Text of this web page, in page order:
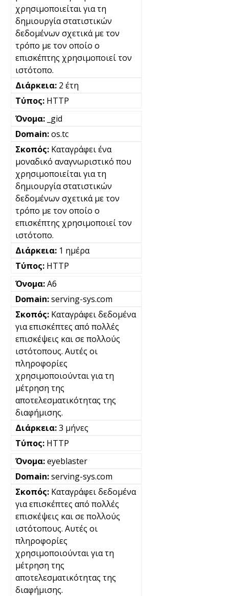
χρησιμοποιείται για τη
δημιουργία στατιστικών
δεδομένων σχετικά με τον
τρόπο με τον οποίο ο
επισκέπτης χρησιμοποιεί τον
ιστότοπο.
2 έτη
HTTP
_gid
os.tc
Καταγράφει ένα
μοναδικό αναγνωριστικό που
χρησιμοποιείται για τη
δημιουργία στατιστικών
δεδομένων σχετικά με τον
τρόπο με τον οποίο ο
επισκέπτης χρησιμοποιεί τον
ιστότοπο.
1 ημέρα
HTTP
A6
serving-sys.com
Καταγράφει δεδομένα
για επισκέπτες από πολλές
επισκέψεις και σε πολλούς
ιστότοπους. Αυτές οι
πληροφορίες
χρησιμοποιούνται για τη
μέτρηση της
αποτελεσματικότητας της
διαφήμισης.
3 μήνες
HTTP
eyeblaster
serving-sys.com
Καταγράφει δεδομένα
για επισκέπτες από πολλές
επισκέψεις και σε πολλούς
ιστότοπους. Αυτές οι
πληροφορίες
χρησιμοποιούνται για τη
μέτρηση της
αποτελεσματικότητας της
διαφήμισης.